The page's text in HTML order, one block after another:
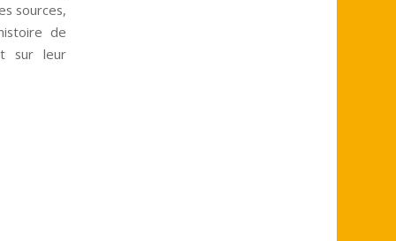
sources,
de
sur leur